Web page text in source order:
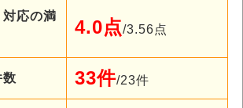
応の満
4.0点/3.56点
数 33件/23件